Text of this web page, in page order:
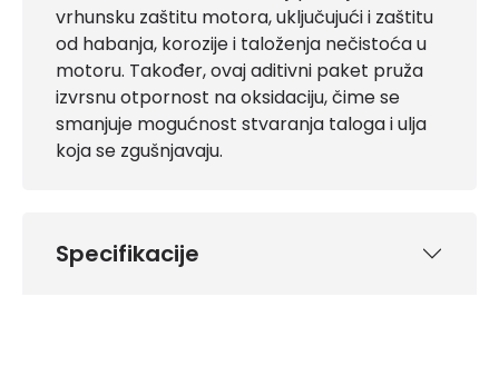
vrhunsku zaštitu motora, uključujući i zaštitu
od habanja, korozije i taloženja nečistoća u
motoru. Također, ovaj aditivni paket pruža
izvrsnu otpornost na oksidaciju, čime se
smanjuje mogućnost stvaranja taloga i ulja
koja se zgušnjavaju.
Specifikacije